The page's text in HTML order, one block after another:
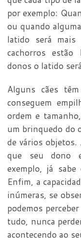
por exemplo:
ou quando
latido será
cachorros
donos o latido
Alguns cães
conseguem
ordem e
um brinquedo do
de vários objetos.
que seu dono
exemplo, já
Enfim, a
inúmeras, se
podemos
tudo, nunca
acontecendo ao